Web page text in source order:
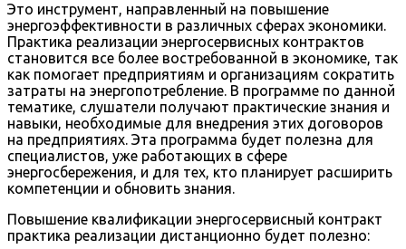
Это инструмент, направленный на повышение
энергоэффективности в различных сферах экономики.
Практика реализации энергосервисных контрактов
становится все более востребованной в экономике, так
как помогает предприятиям и организациям сократить
затраты на энергопотребление. В программе по данной
тематике, слушатели получают практические знания и
навыки, необходимые для внедрения этих договоров
на предприятиях. Эта программа будет полезна для
специалистов, уже работающих в сфере
энергосбережения, и для тех, кто планирует расширить
компетенции и обновить знания.
Повышение квалификации энергосервисный контракт
практика реализации дистанционно будет полезно: